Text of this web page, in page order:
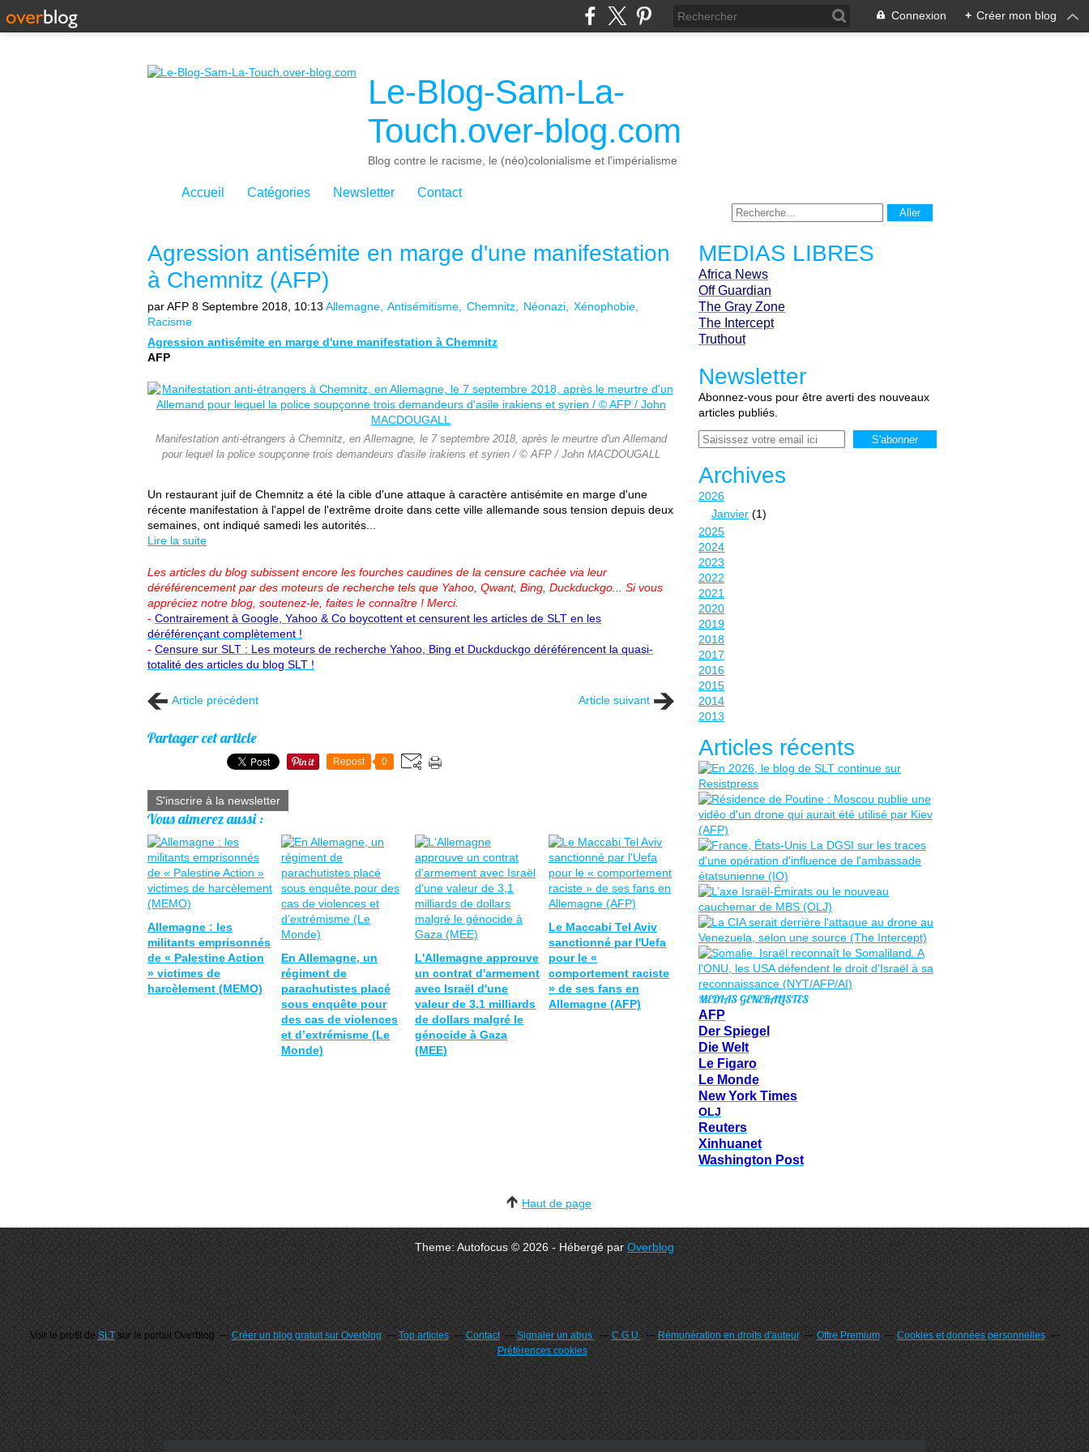
Connexion + Créer mon blog
Le-Blog-Sam-La-
Touch.over-blog.com
Blog contre le racisme, le (néo)colonialisme et l'impérialisme
Accueil Catégories Newsletter Contact
Agression antisémite en marge d'une manifestation
à Chemnitz (AFP)
par AFP 8 Septembre 2018, 10:13 Allemagne Antisémitisme Chemnitz Néonazi
Xénophobie
Racisme
Agression antisémite en marge d'une manifestation à Chemnitz
AFP
Manifestation anti-étrangers à Chemnitz, en Allemagne, le 7 septembre 2018, après le meurtre d'un Allemand
pour lequel la police soupçonne trois demandeurs d'asile irakiens et syrien / © AFP / John MACDOUGALL
Un restaurant juif de Chemnitz a été la cible d'une attaque à caractère antisémite en marge d'une
récente manifestation à l'appel de l'extrême droite dans cette ville allemande sous tension depuis deux
semaines, ont indiqué samedi les autorités...
Lire la suite
Les articles du blog subissent encore les fourches caudines de la censure cachée via leur
déréférencement par des moteurs de recherche tels que Yahoo, Qwant, Bing, Duckduckgo...
Si vous
appréciez notre blog, soutenez-le, faites le connaître ! Merci.
- Contrairement à Google, Yahoo & Co boycottent et censurent les articles de SLT en les
déréférençant complètement !
- Censure sur SLT : Les moteurs de recherche Yahoo, Bing et Duckduckgo déréférencent la quasi-
totalité des articles du blog SLT !
Article précédent Article suivant
Partager cet article
Repost 0
S'inscrire à la newsletter
Vous aimerez aussi :
Allemagne : les
militants emprisonnés
de « Palestine Action
» victimes de
harcèlement (MEMO)
En Allemagne, un
régiment de
parachutistes placé
sous enquête pour
des cas de violences
et d’extrémisme (Le
Monde)
L'Allemagne approuve
un contrat d'armement
avec Israël d'une
valeur de 3,1 milliards
de dollars malgré le
génocide à Gaza
(MEE)
Le Maccabi Tel Aviv
sanctionné par l'Uefa
pour le «
comportement raciste
» de ses fans en
Allemagne (AFP)
MEDIAS LIBRES
Africa News
Off Guardian
The Gray Zone
The Intercept
Truthout
Newsletter
Abonnez-vous pour être averti des nouveaux
articles publiés.
Email
Archives
2026
Janvier (1)
2025
2024
2023
2022
2021
2020
2019
2018
2017
2016
2015
2014
2013
Articles récents
MEDIAS GENERALISTES
AFP
Der Spiegel
Die Welt
Le Figaro
Le Monde
New York Times
OLJ
Reuters
Xinhuanet
Washington Post
Haut de page
Theme: Autofocus © 2026 - Hébergé parOverblog
Voir le profil deSLTsur le portail Overblog Créer un blog gratuit sur Overblog Top articles Contact Signaler un abus C.G.U. Rémunération en droits d'auteur Offre Premium
Cookies et données personnelles
Préférences cookies